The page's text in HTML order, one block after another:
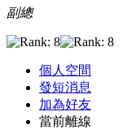
副總
個人空間
發短消息
加為好友
當前離線